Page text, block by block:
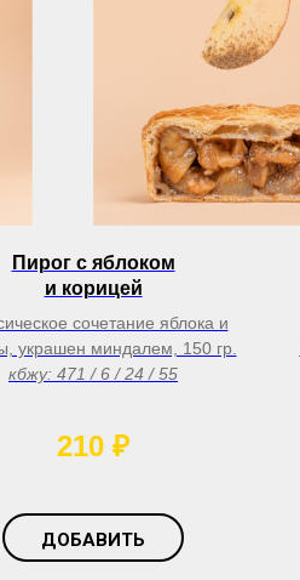
Пирог с яблоком
и корицей
сочетание яблока и
украшен миндалем, 150 гр.
кбжу: 471 / 6 / 24 / 55
210 ₽
ДОБАВИТЬ